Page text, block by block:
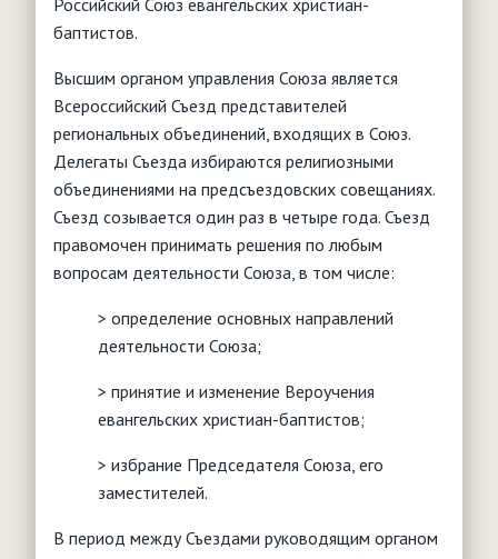
Интернет
Анонсы мероприятий
Молитвенное служение
Брак и семья
Миссия
Сестра в церкви
Обучение
РЕСУРСЫ
Детское служение
Что такое воскресная школа?
Христианское воспитание
Чем заняться с детьми?
Служение детям с особыми нуждами
Детские клубы, лагеря, площадки
Христианский театр юного зрителя
Творчество
Вопросы - ответы
Партнерские организации
Дети в Библии
Помощь учителю
Конституция РФ
Нормативная база
Типовые уставы РО
Паспорт безопасности
Полезные ссылки
Ответы на вопросы (FAQ)
Обработка персональных данных
"Баптист"
"Утренняя звезда"
"Логос"
"Миссионерские вести"
Российский Союз евангельских христиан-
баптистов.
Высшим органом управления Союза является
Всероссийский Съезд представителей
региональных объединений, входящих в Союз.
Делегаты Съезда избираются религиозными
объединениями на предсъездовских совещаниях.
Съезд созывается один раз в четыре года. Съезд
правомочен принимать решения по любым
вопросам деятельности Союза, в том числе:
> определение основных направлений
деятельности Союза;
> принятие и изменение Вероучения
евангельских христиан-баптистов;
> избрание Председателя Союза, его
заместителей.
В период между Съездами руководящим органом